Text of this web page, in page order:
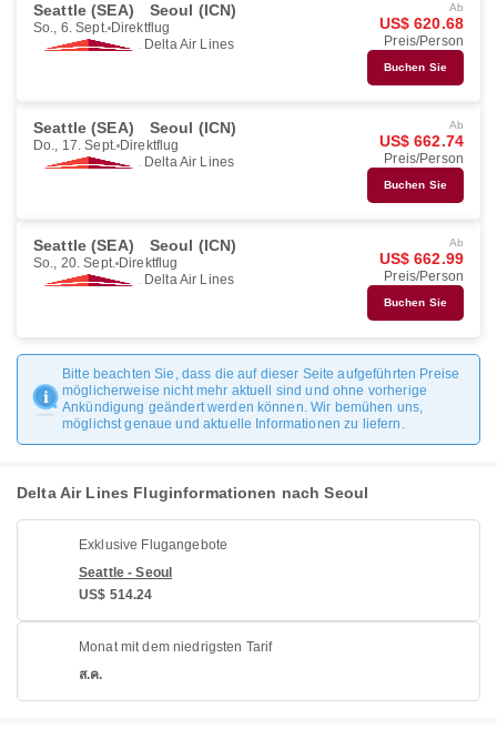
Seattle (SEA) Seoul (ICN)
So., 6. Sept. Direktflug
Delta Air Lines
Ab
US$ 620.68
Preis/Person
Buchen Sie
Seattle (SEA) Seoul (ICN)
Do., 17. Sept. Direktflug
Delta Air Lines
Ab
US$ 662.74
Preis/Person
Buchen Sie
Seattle (SEA) Seoul (ICN)
So., 20. Sept. Direktflug
Delta Air Lines
Ab
US$ 662.99
Preis/Person
Buchen Sie
Bitte beachten Sie, dass die auf dieser Seite aufgeführten Preise
möglicherweise nicht mehr aktuell sind und ohne vorherige
Ankündigung geändert werden können. Wir bemühen uns,
möglichst genaue und aktuelle Informationen zu liefern.
Delta Air Lines Fluginformationen nach Seoul
Exklusive Flugangebote
Seattle - Seoul
US$ 514.24
Monat mit dem niedrigsten Tarif
ส.ค.